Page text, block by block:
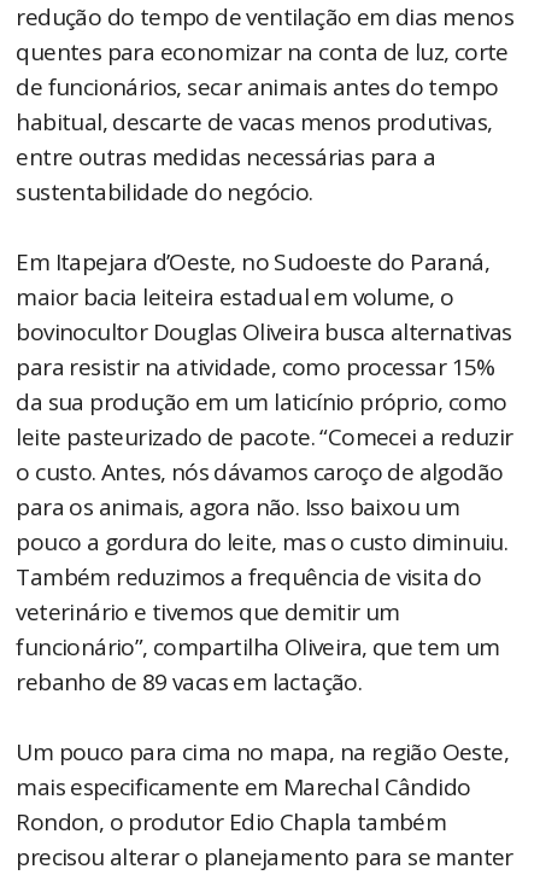
redução do tempo de ventilação em dias menos
quentes para economizar na conta de luz, corte
de funcionários, secar animais antes do tempo
habitual, descarte de vacas menos produtivas,
entre outras medidas necessárias para a
sustentabilidade do negócio.
Em Itapejara d’Oeste, no Sudoeste do Paraná,
maior bacia leiteira estadual em volume, o
bovinocultor Douglas Oliveira busca alternativas
para resistir na atividade, como processar 15%
da sua produção em um laticínio próprio, como
leite pasteurizado de pacote. “Comecei a reduzir
o custo. Antes, nós dávamos caroço de algodão
para os animais, agora não. Isso baixou um
pouco a gordura do leite, mas o custo diminuiu.
Também reduzimos a frequência de visita do
veterinário e tivemos que demitir um
funcionário”, compartilha Oliveira, que tem um
rebanho de 89 vacas em lactação.
Um pouco para cima no mapa, na região Oeste,
mais especificamente em Marechal Cândido
Rondon, o produtor Edio Chapla também
precisou alterar o planejamento para se manter